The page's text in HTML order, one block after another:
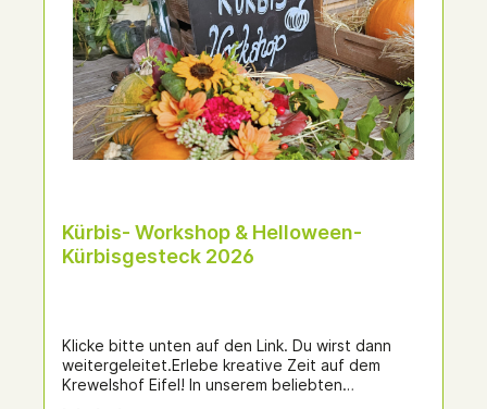
Kürbis- Workshop & Helloween-
Kürbisgesteck 2026
Klicke bitte unten auf den Link. Du wirst dann
weitergeleitet.Erlebe kreative Zeit auf dem
Krewelshof Eifel! In unserem beliebten